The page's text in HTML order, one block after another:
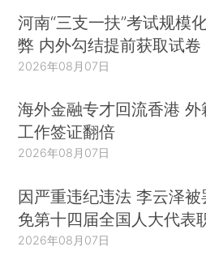
河南“三支一扶”考试规模
弊 内外勾结提前获取试卷
2026年08月07日
海外金融专才回流香港 外
工作签证翻倍
2026年08月07日
因严重违纪违法 李云泽被
免第十四届全国人大代表
2026年08月07日